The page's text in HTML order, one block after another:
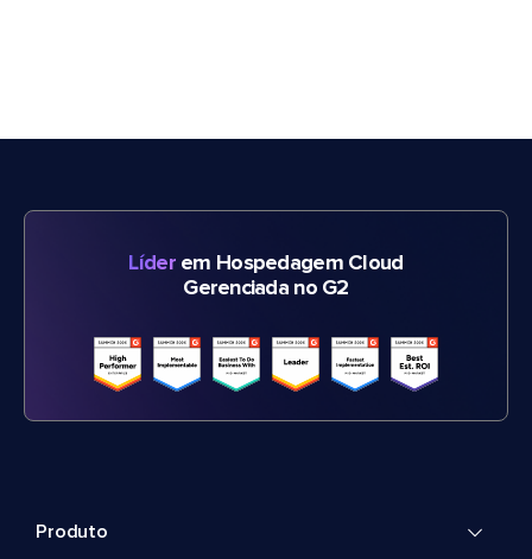
Líderem Hospedagem Cloud
Gerenciada no G2
Produto